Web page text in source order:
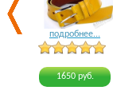
подробнее...
1650 руб.